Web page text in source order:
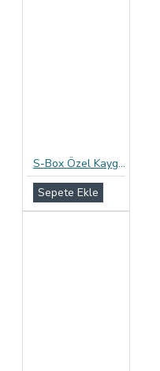
S-Box Özel Kayganlaştırıcılı Prezervatif 12li Paket
Sepete Ekle